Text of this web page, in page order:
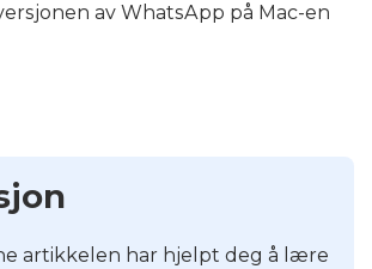
av WhatsApp på Mac-en
artikkelen har hjelpt deg å lære